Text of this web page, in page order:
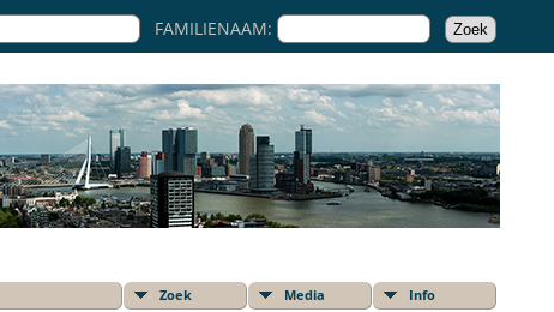
FAMILIENAAM:
Zoek Media Info